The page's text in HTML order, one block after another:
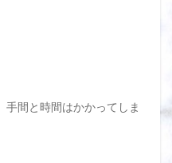
間と時間はかかってしま